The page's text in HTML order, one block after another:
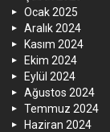
Ocak 2025
Aralık 2024
Kasım 2024
Ekim 2024
Eylül 2024
Ağustos 2024
Temmuz 2024
Haziran 2024